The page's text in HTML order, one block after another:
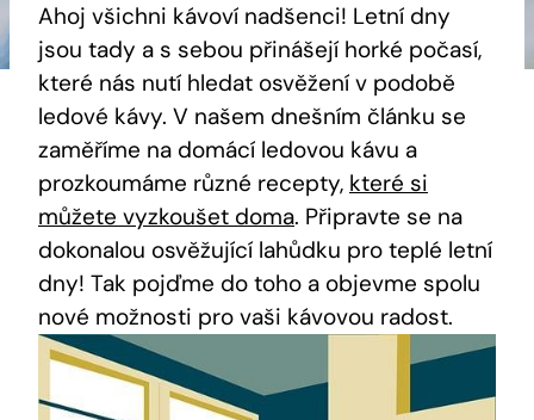
Ahoj všichni kávoví nadšenci! Letní dny
jsou tady a s sebou přinášejí horké počasí,
které nás nutí hledat osvěžení v podobě
ledové kávy. V našem dnešním článku se
zaměříme na domácí ledovou kávu a
prozkoumáme různé recepty, které si
můžete vyzkoušet doma. Připravte se na
dokonalou osvěžující lahůdku pro teplé letní
dny! Tak pojďme do toho a objevme spolu
nové možnosti pro vaši kávovou radost.